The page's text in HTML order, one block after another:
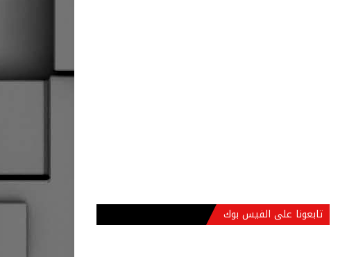
تابعونا على الفيس بوك